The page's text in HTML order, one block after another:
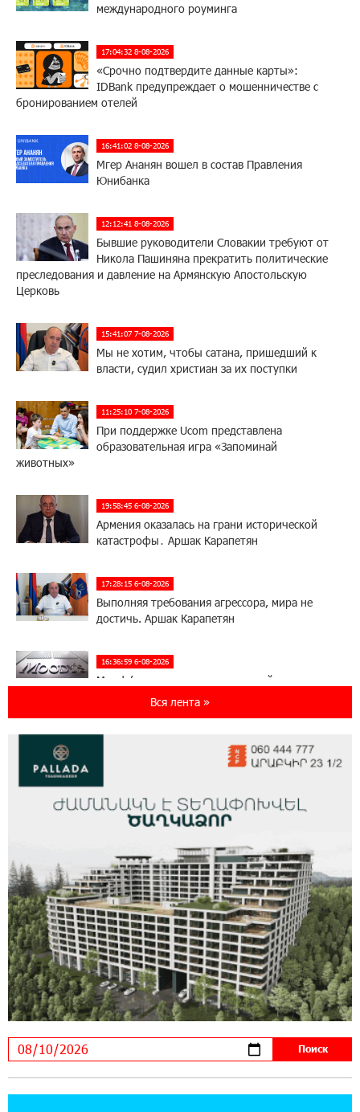
международного роуминга
17:04:32 8-08-2026
«Срочно подтвердите данные карты»:
IDBank предупреждает о мошенничестве с
бронированием отелей
16:41:02 8-08-2026
Мгер Ананян вошел в состав Правления
Юнибанка
12:12:41 8-08-2026
Бывшие руководители Словакии требуют от
Никола Пашиняна прекратить политические
преследования и давление на Армянскую Апостольскую
Церковь
15:41:07 7-08-2026
Мы не хотим, чтобы сатана, пришедший к
власти, судил христиан за их поступки
11:25:10 7-08-2026
При поддержке Ucom представлена
образовательная игра «Запоминай
животных»
19:58:45 6-08-2026
Армения оказалась на грани исторической
катастрофы․ Аршак Карапетян
17:28:15 6-08-2026
Выполняя требования агрессора, мира не
достичь. Аршак Карапетян
16:36:59 6-08-2026
Moody’s изменило прогноз по рейтингам
IDBank на позитивный
IDBank представляет новую карту Mastercard
специальной акцией
Ucom и FPWC обеспечат круглосуточный
мониторинг дикой природы в Гнишике с
помощью солнечной энергии
14:56:01 5-08-2026
Ucom и FPWC обеспечат круглосуточный
мониторинг дикой природы в Гнишике с
помощью солнечной энергии
22:41:05 3-08-2026
Idram и IDBank - рядом со стартапами на
Вся лента »